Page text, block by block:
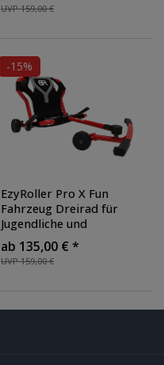
UVP 159,00 €
-15%
EzyRoller Pro X Fun
Fahrzeug Dreirad für
Jugendliche und
Erwachsene Trike ab 10
Jahre
UVP 159,00 €
ab 135,00 € *